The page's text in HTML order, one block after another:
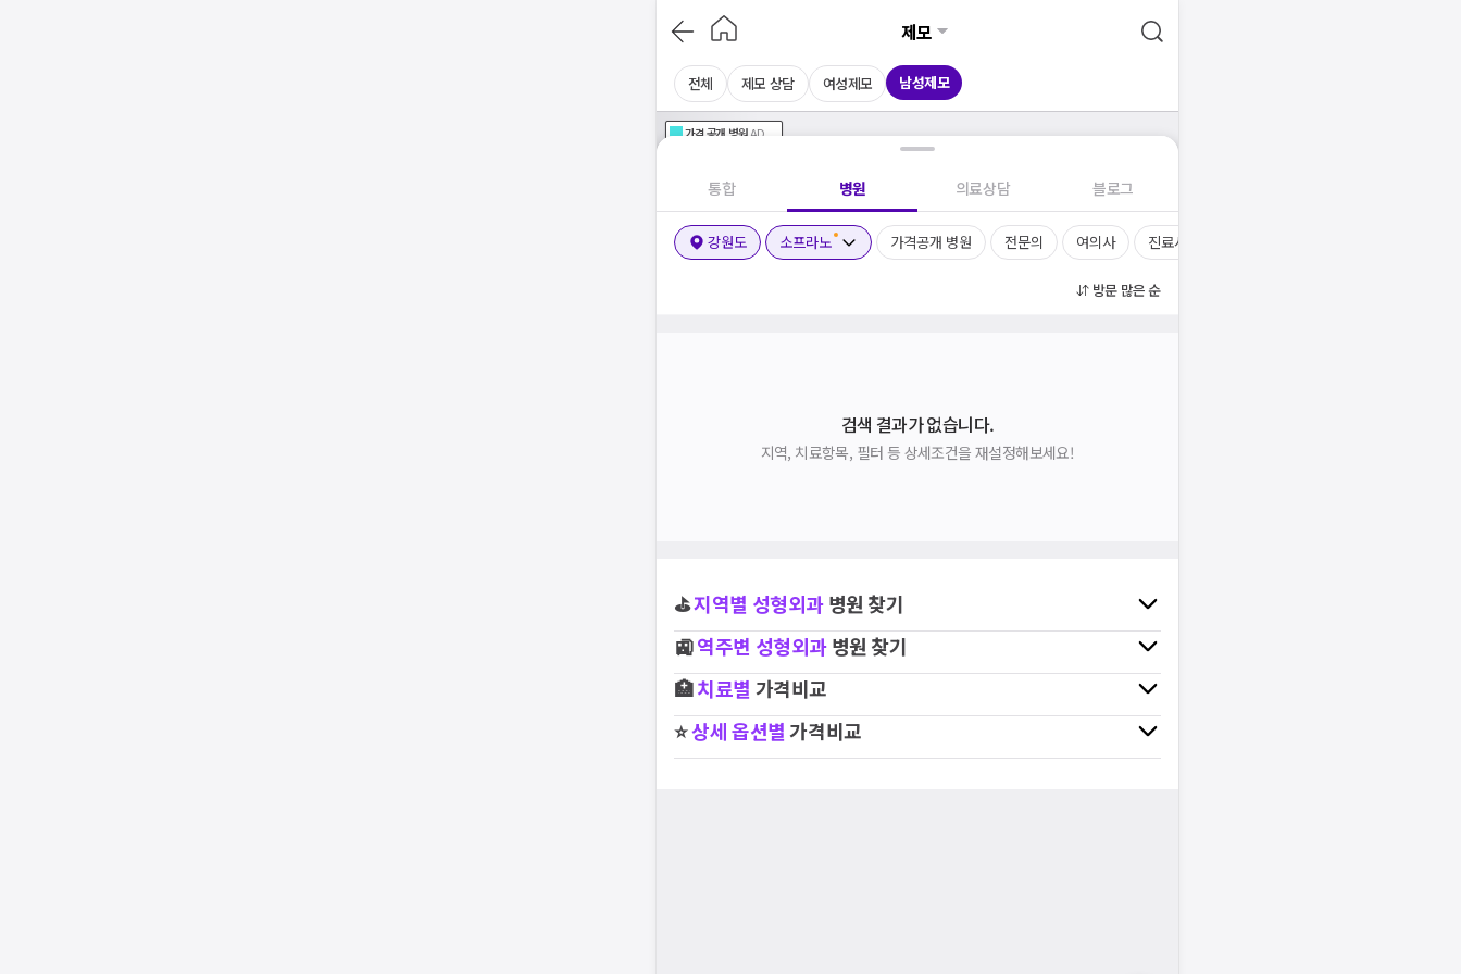
제모
전체 제모 상담 여성제모 남성제모
가격공개 병원AD
통합 병원 의료상담 블로그
강원도 소프라노 가격공개 병원 전문의 여의사 진료시간
방문 많은 순
검색 결과가 없습니다.
지역, 치료항목, 필터 등 상세조건을 재설정해보세요!
⛳지역별 성형외과병원 찾기
🚉역주변 성형외과병원 찾기
🏥치료별 가격비교
⭐상세 옵션별가격비교